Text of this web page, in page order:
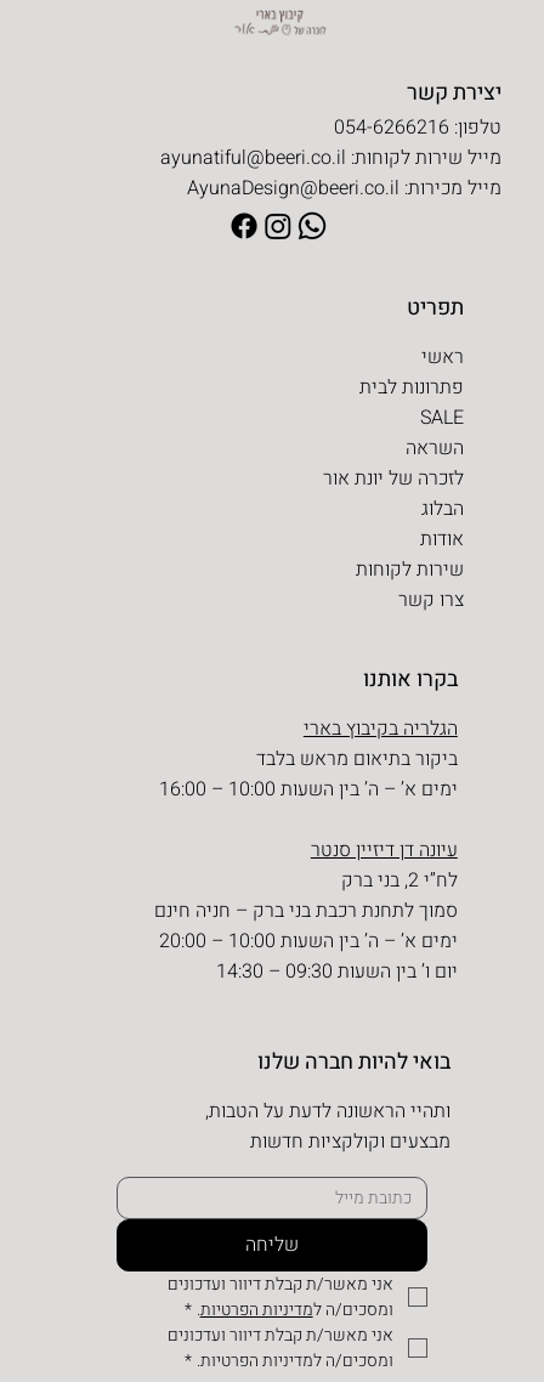
בקרו אותנו
הגלריה בקיבוץ בארי
ביקור בתיאום מראש בלבד
ימים א’ – ה’ בין השעות 10:00 – 16:00
עיונה דן דיזיין סנטר
לח”י 2, בני ברק
סמוך לתחנת רכבת בני ברק – חניה חינם
ימים א’ – ה’ בין השעות 10:00 – 20:00
יום ו’ בין השעות 09:30 – 14:30
תפריט
ראשי
פתרונות לבית
SALE
השראה
לזכרה של יונת אור
הבלוג
אודות
שירות לקוחות
צרו קשר
בואי להיות חברה שלנו
ותהיי הראשונה לדעת על הטבות,
מבצעים וקולקציות חדשות
שליחה
ומסכים/ה למדיניות הפרטיות.
*
ומסכים/ה למדיניות הפרטיות. *
יצירת קשר
טלפון: 054-6266216
מייל שירות לקוחות: ayunatiful@beeri.co.il
מייל מכירות: AyunaDesign@beeri.co.il